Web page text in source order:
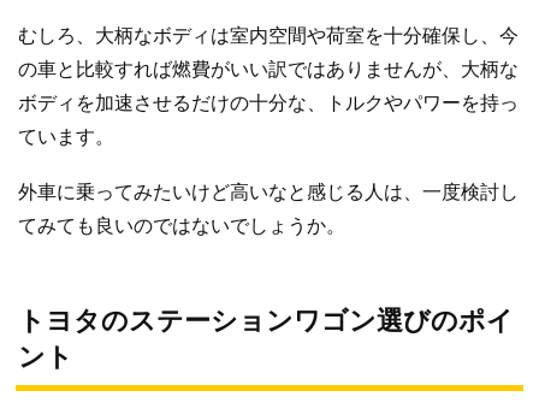
むしろ、大柄なボディは室内空間や荷室を十分確保し、今
の車と比較すれば燃費がいい訳ではありませんが、大柄な
ボディを加速させるだけの十分な、トルクやパワーを持っ
ています。
外車に乗ってみたいけど高いなと感じる人は、一度検討し
てみても良いのではないでしょうか。
トヨタのステーションワゴン選びのポイ
ント